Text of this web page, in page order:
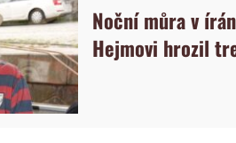
Noční můra v
Hejmovi hrozil